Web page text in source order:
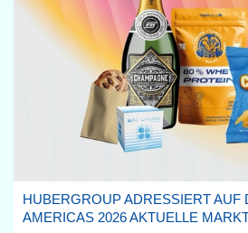
HUBERGROUP ADRESSIERT AUF
AMERICAS 2026 AKTUELLE